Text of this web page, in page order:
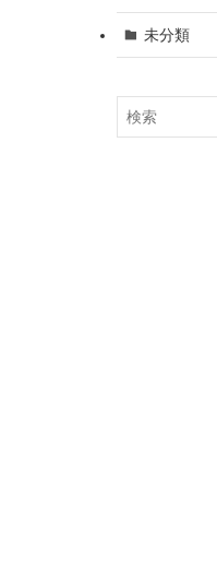
未分類